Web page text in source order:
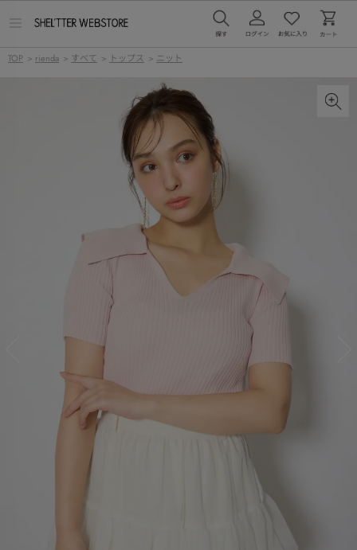
ー
TOP > rienda > すべて > トップス > ニット